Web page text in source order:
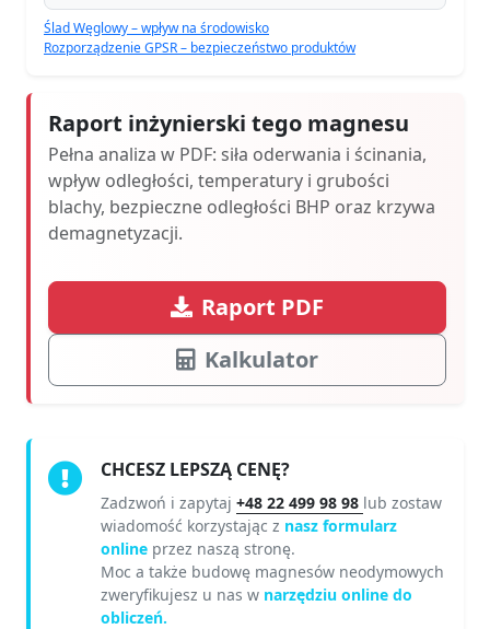
Ślad Węglowy – wpływ na środowisko
Rozporządzenie GPSR – bezpieczeństwo produktów
Raport inżynierski tego magnesu
Pełna analiza w PDF: siła oderwania i ścinania,
wpływ odległości, temperatury i grubości
blachy, bezpieczne odległości BHP oraz krzywa
demagnetyzacji.
Raport PDF
Kalkulator
CHCESZ LEPSZĄ CENĘ?
Zadzwoń i zapytaj +48 22 499 98 98 lub zostaw
wiadomość korzystając z nasz formularz
online przez naszą stronę.
Moc a także budowę magnesów neodymowych
zweryfikujesz u nas w narzędziu online do
obliczeń.